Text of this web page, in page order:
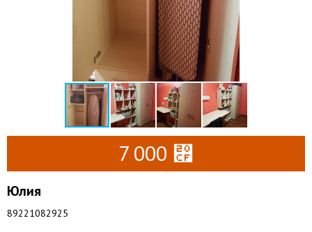
7 000 ⃏
Юлия
89221082925